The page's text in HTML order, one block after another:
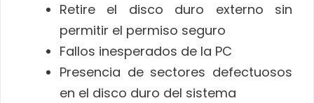
Retire el disco duro externo sin
permitir el permiso seguro
Fallos inesperados de la PC
Presencia de sectores defectuosos
en el disco duro del sistema